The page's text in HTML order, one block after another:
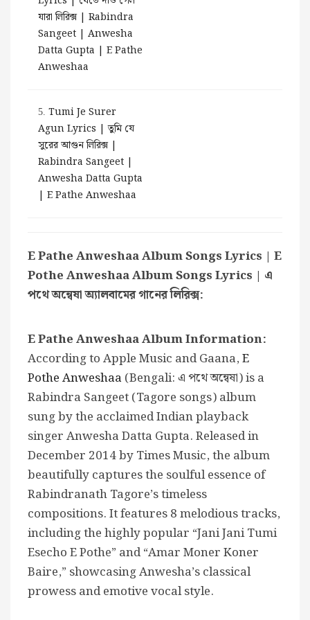
যারা লিরিক্স | Rabindra
Sangeet | Anwesha
Datta Gupta | E Pathe
Anweshaa
5. Tumi Je Surer
Agun Lyrics | তুমি যে
সুরের আগুন লিরিক্স |
Rabindra Sangeet |
Anwesha Datta Gupta
| E Pathe Anweshaa
E Pathe Anweshaa Album Songs Lyrics | E
Pothe Anweshaa Album Songs Lyrics | এ
পথে অন্বেষা অ্যালবামের গানের লিরিক্স:
E Pathe Anweshaa Album Information:
According to Apple Music and Gaana,E
Pothe Anweshaa (Bengali: এ পথে অন্বেষা) is a
Rabindra Sangeet (Tagore songs) album
sung by the acclaimed Indian playback
singer Anwesha Datta Gupta. Released in
December 2014 by Times Music, the album
beautifully captures the soulful essence of
Rabindranath Tagore’s timeless
compositions. It features 8 melodious tracks,
including the highly popular “Jani Jani Tumi
Esecho E Pothe” and “Amar Moner Koner
Baire,” showcasing Anwesha’s classical
prowess and emotive vocal style.